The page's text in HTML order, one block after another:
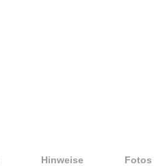
Hinweise Fotos